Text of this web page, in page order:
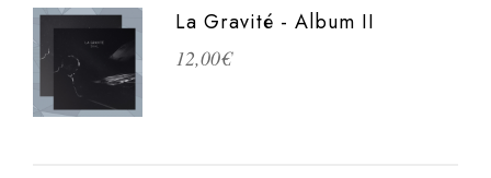
La Gravité - Album II
12,00€